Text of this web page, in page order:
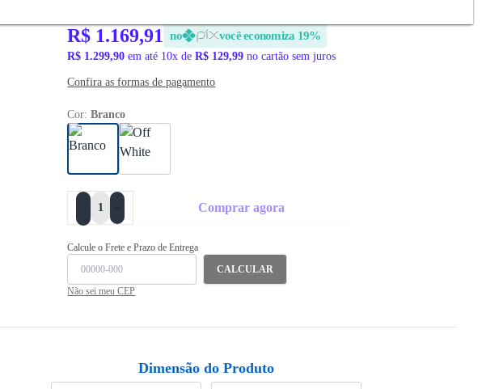
R$ 1.169,91 no você economiza 19%
R$ 1.299,90 em até 10x deR$ 129,99 no cartão sem juros
Confira as formas de pagamento
Cor:Branco
Comprar agora
Calcule o Frete e Prazo de Entrega
CALCULAR
Não sei meu CEP
Dimensão do Produto